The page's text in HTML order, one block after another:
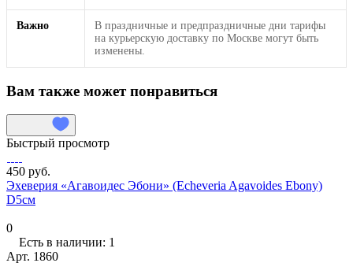
Важно
В праздничные и предпраздничные дни тарифы
на курьерскую доставку по Москве могут быть
изменены.
Вам также может понравиться
Быстрый просмотр
450 руб.
Эхеверия «Агавоидес Эбони» (Echeveria Agavoides Ebony)
D5см
0
Есть в наличии: 1
Арт. 1860